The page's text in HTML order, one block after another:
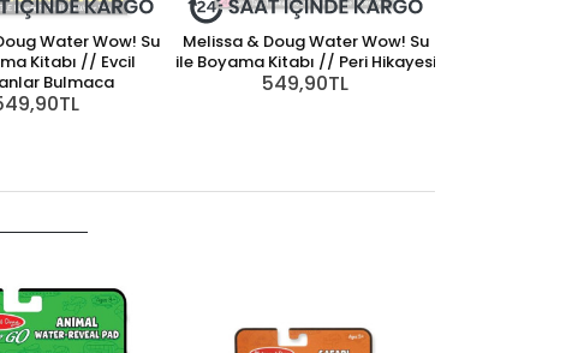
Water Wow! Su
Kitabı // Evcil
Bulmaca
Melissa & Doug Water Wow! Su
ile Boyama Kitabı // Peri Hikayesi
549,90TL